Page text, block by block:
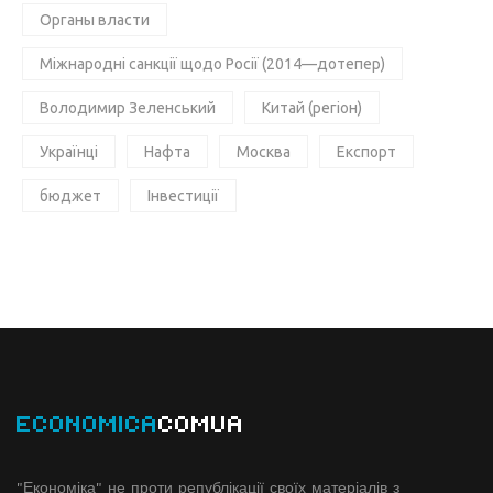
Органы власти
Міжнародні санкції щодо Росії (2014—дотепер)
Володимир Зеленський Китай (регіон)
Українці Нафта Москва Експорт
бюджет Інвестиції
ECONOMICACOMUA
"Економіка" не проти републікації своїх матеріалів з